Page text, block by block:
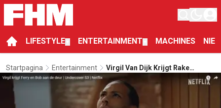
LIFESTYLE ENTERTAINMENT MACHINES
Startpagina Entertainment
Virgil Van Dijk Krijgt Rake
Klappen Van Drugsbaas Ferry
Bouman Uit Undercover